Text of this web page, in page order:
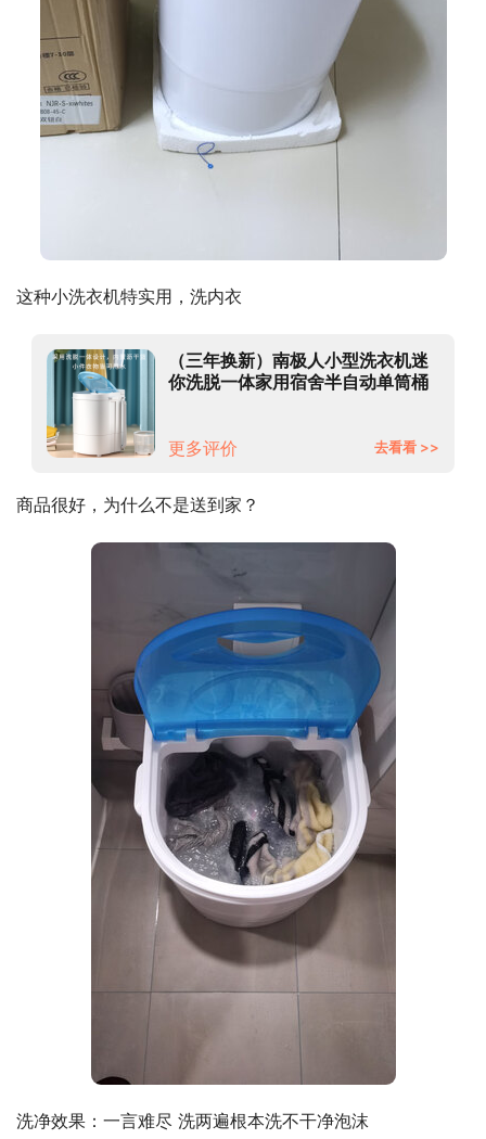
这种小洗衣机特实用，洗内衣
（三年换新）南极人小型洗衣机迷
你洗脱一体家用宿舍半自动单筒桶
更多评价 去看看 >>
商品很好，为什么不是送到家？
洗净效果：一言难尽 洗两遍根本洗不干净泡沫